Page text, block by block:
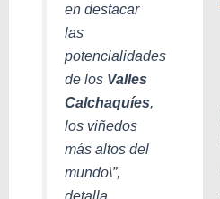
en destacar
las
potencialidades
de los Valles
Calchaquíes,
los viñedos
más altos del
mundo\”,
detalla